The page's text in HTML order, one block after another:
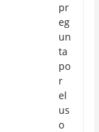
pr
eg
un
ta
po
r
el
us
o